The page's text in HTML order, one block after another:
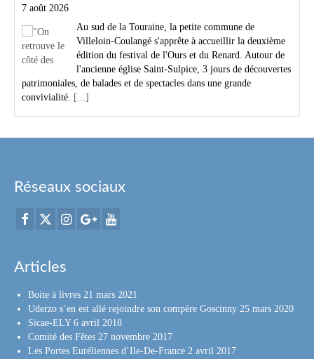
7 août 2026
Au sud de la Touraine, la petite commune de
Villeloin-Coulangé s'apprête à accueillir la deuxième
édition du festival de l'Ours et du Renard. Autour de
l'ancienne église Saint-Sulpice, 3 jours de découvertes
patrimoniales, de balades et de spectacles dans une grande
convivialité. [...]
Réseaux sociaux
Articles
Boite à livres 21 mars 2021
Uderzo s’en est allé rejoindre son compère Goscinny 25 mars 2020
Sicae-ELY 6 avril 2018
Comité des Fêtes 27 novembre 2017
Les Portes Euréliennes d’Ile-De-France 2 avril 2017